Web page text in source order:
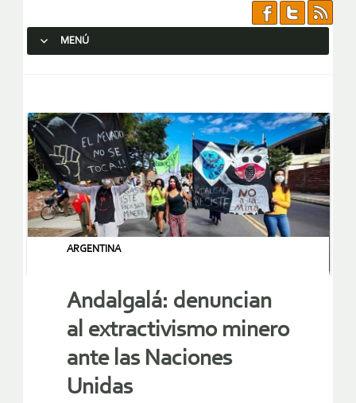
MENÚ
ARGENTINA
Andalgalá: denuncian
al extractivismo minero
ante las Naciones
Unidas